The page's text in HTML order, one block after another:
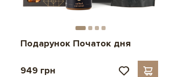
Подарунок Початок дня
949 грн